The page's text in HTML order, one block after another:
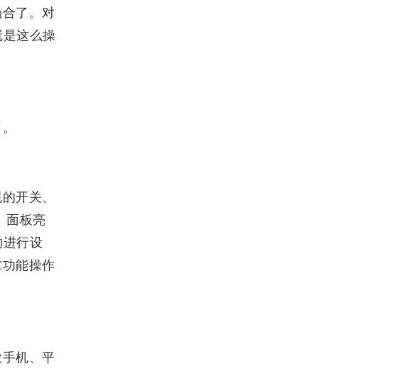
了。对
这么操
开关、
面板亮
行设
能操作
机、平